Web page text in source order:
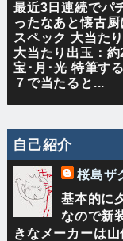
最近3日連続でパ
ったなあと懐古
スペック 大当た
大当たり出玉：
宝･月･光 特筆す
７で当たると...
自己紹介
桜島ザ
基本的に
なので新
きなメーカーは